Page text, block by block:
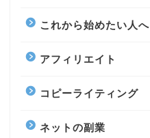
これから始めたい人へ
アフィリエイト
コピーライティング
ネットの副業